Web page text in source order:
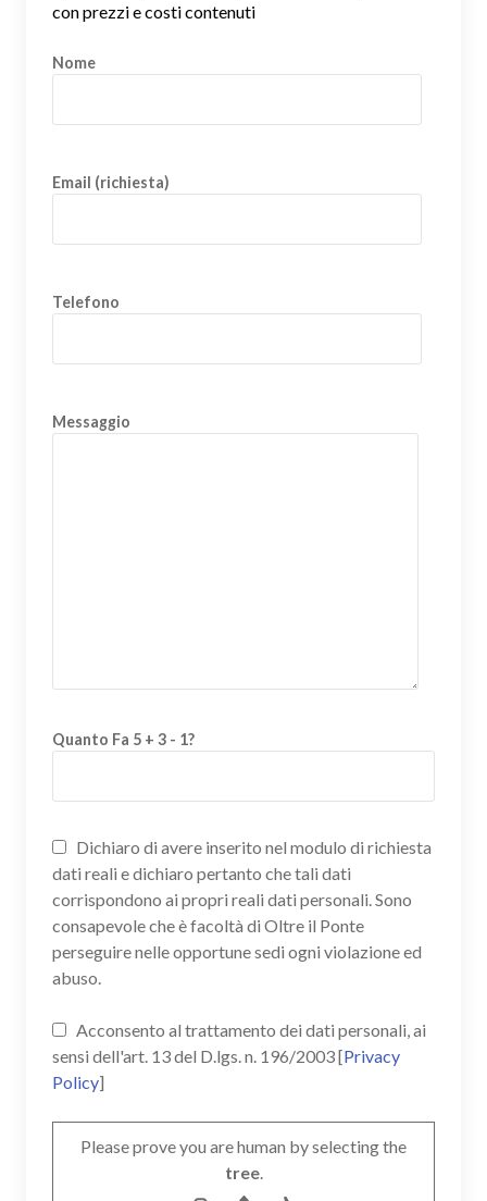
con prezzi e costi contenuti
Nome
Email (richiesta)
Telefono
Messaggio
Quanto Fa 5 + 3 - 1?
Dichiaro di avere inserito nel modulo di richiesta
dati reali e dichiaro pertanto che tali dati
corrispondono ai propri reali dati personali. Sono
consapevole che è facoltà di Oltre il Ponte
perseguire nelle opportune sedi ogni violazione ed
abuso.
Acconsento al trattamento dei dati personali, ai
sensi dell'art. 13 del D.lgs. n. 196/2003 [Privacy
Policy]
Please prove you are human by selecting the
tree.